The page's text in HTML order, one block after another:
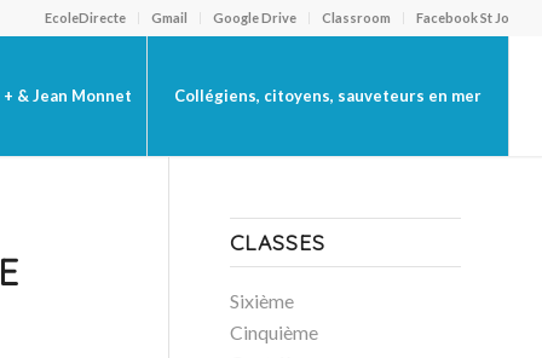
EcoleDirecte Gmail Google Drive Classroom Facebook St Jo
+ & Jean Monnet Collégiens, citoyens, sauveteurs en mer
CLASSES
Sixième
Cinquième